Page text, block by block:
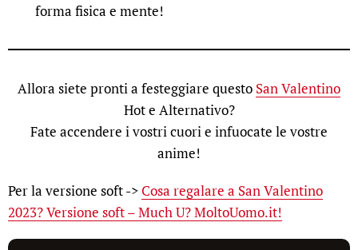
forma fisica e mente!
Allora siete pronti a festeggiare questo San Valentino
Hot e Alternativo?
Fate accendere i vostri cuori e infuocate le vostre
anime!
Per la versione soft -> Cosa regalare a San Valentino
2023? Versione soft – Much U? MoltoUomo.it!